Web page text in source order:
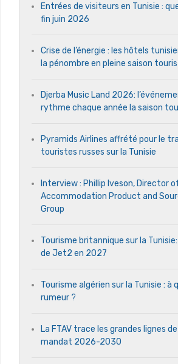
Entrées de visiteurs en Tunisie :
fin juin 2026
Crise de l’énergie : les hôtels
la pénombre en pleine saison
Djerba Music Land 2026:
rythme chaque année la saison
Pyramids Airlines affrété pour le
touristes russes sur la Tunisie
Interview : Phillip Iveson, Director
Accommodation Product and
Group
Tourisme britannique sur la
de Jet2 en 2027
Tourisme algérien sur la Tunisie : à
rumeur ?
La FTAV trace les grandes lignes
mandat 2026-2030